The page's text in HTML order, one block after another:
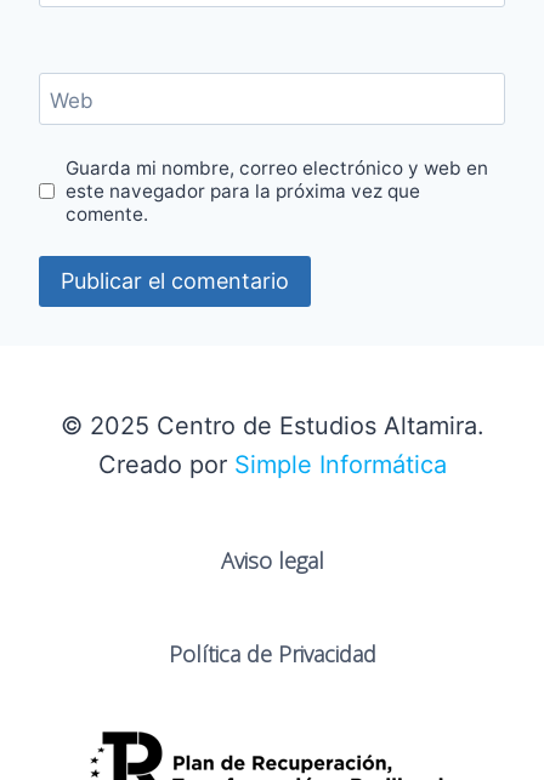
Web
Guarda mi nombre, correo electrónico y web en
este navegador para la próxima vez que
comente.
© 2025 Centro de Estudios Altamira.
Creado por Simple Informática
Aviso legal
Política de Privacidad